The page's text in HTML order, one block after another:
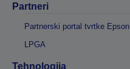
Partneri
Partnerski portal tvrtke Epson
LPGA
Tehnologija